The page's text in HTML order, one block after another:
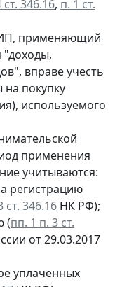
ст. 346.16, п. 1 ст.
применяющий
вправе учесть
покупку
используемого
применения
учитываются:
регистрацию
ст. 346.16 НК РФ);
(пп. 1 п. 3 ст.
от 29.03.2017
уплаченных